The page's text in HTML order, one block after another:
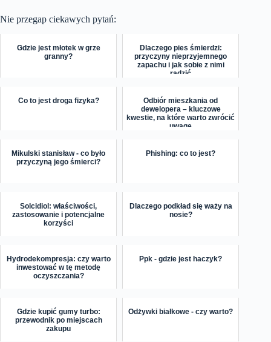
Nie przegap ciekawych pytań:
Gdzie jest młotek w grze
granny?
Dlaczego pies śmierdzi:
przyczyny nieprzyjemnego
zapachu i jak sobie z nimi
radzić
Co to jest droga fizyka?
Odbiór mieszkania od
dewelopera – kluczowe
kwestie, na które warto zwrócić
uwagę
Mikulski stanisław - co było
przyczyną jego śmierci?
Phishing: co to jest?
Solcidiol: właściwości,
zastosowanie i potencjalne
korzyści
Dlaczego podkład się waży na
nosie?
Hydrodekompresja: czy warto
inwestować w tę metodę
oczyszczania?
Ppk - gdzie jest haczyk?
Gdzie kupić gumy turbo:
przewodnik po miejscach
zakupu
Odżywki białkowe - czy warto?